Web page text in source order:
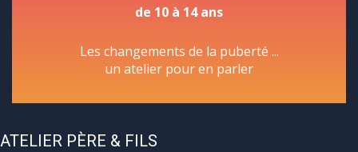
de 10 à 14 ans
Les changements de la puberté ...
un atelier pour en parler
ATELIER PÈRE & FILS